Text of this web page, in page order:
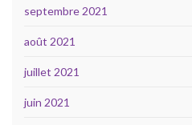
septembre 2021
août 2021
juillet 2021
juin 2021